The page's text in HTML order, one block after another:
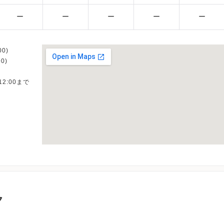
ー ー ー ー ー
まで